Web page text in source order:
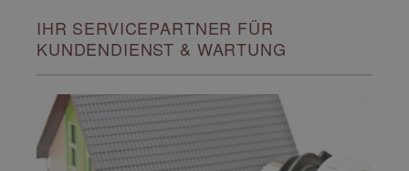
IHR SERVICEPARTNER FÜR
KUNDENDIENST & WARTUNG